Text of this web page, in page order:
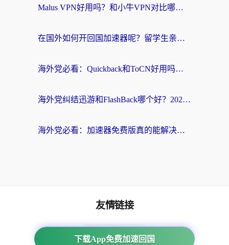
Malus VPN好用吗？和小牛VPN对比哪个回国效果更好？海外党亲测实用指南
在国外如何开回国加速器呢？留学生亲测的无缝访问国内资源指南
海外党必看：Quickback和ToCN好用吗？3分钟选对回国加速器的实用指南
海外党纠结迅游和FlashBack哪个好？2026实用指南教你选对回国加速器
海外党必看：加速器免费版真的能解决回国访问难题吗？附实用选择指南
下载App免费加速回国
友情链接
海外回国加速器